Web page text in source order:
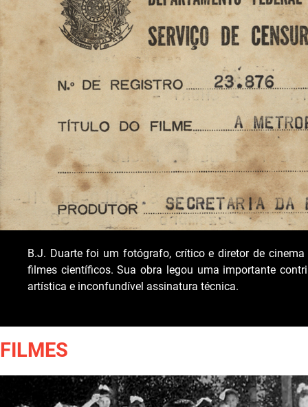
B.J. Duarte foi um fotógrafo, crítico e diretor de
filmes científicos. Sua obra legou uma importante
artística e inconfundível assinatura técnica.
FILMES